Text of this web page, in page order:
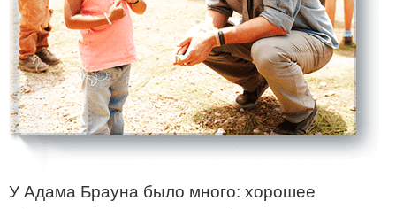
У Адама Брауна было много: хорошее